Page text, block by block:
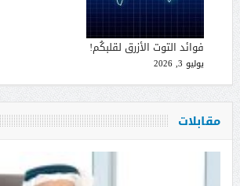
فوائد التوت الأزرق لقلبكُم!
يوليو 3, 2026
مقابلات